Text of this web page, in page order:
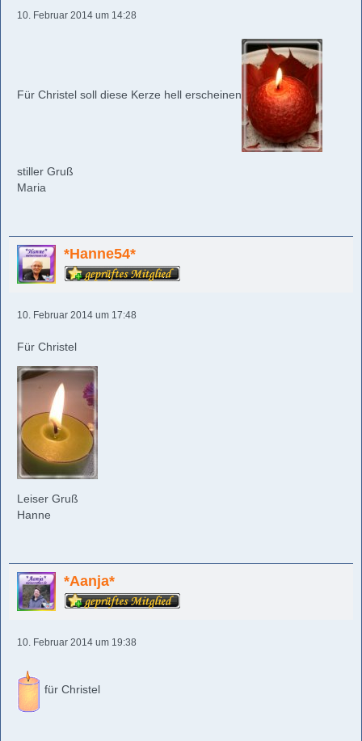
10. Februar 2014 um 14:28
Für Christel soll diese Kerze hell erscheinen
stiller Gruß
Maria
*Hanne54*
10. Februar 2014 um 17:48
Für Christel
Leiser Gruß
Hanne
*Aanja*
10. Februar 2014 um 19:38
für Christel